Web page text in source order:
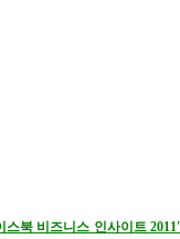
스북 비즈니스 인사이트